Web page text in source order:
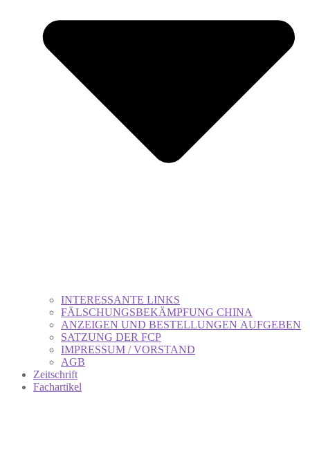
INTERESSANTE LINKS
FÄLSCHUNGSBEKÄMPFUNG CHINA
ANZEIGEN UND BESTELLUNGEN AUFGEBEN
SATZUNG DER FCP
IMPRESSUM / VORSTAND
AGB
Zeitschrift
Fachartikel